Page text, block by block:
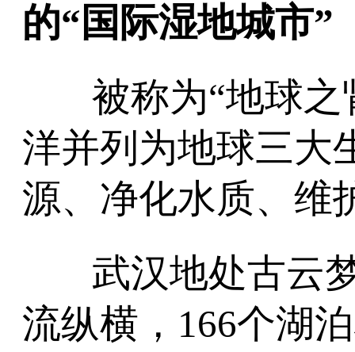
的“国际湿地城市”
被称为“地球
洋并列为地球三大
源、净化水质、维
武汉地处古云
流纵横，166个湖